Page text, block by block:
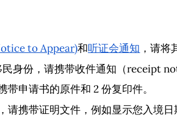
to Appear)和听证会通知 ，请将
身份，请携带收件通知（receipt
带申请书的原件和 2 份复印件。
请携带证明文件，例如显示您入境